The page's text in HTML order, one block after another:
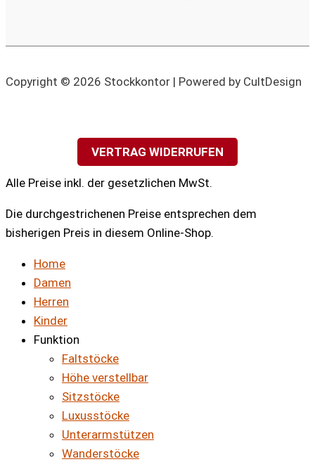
Copyright © 2026 Stockkontor | Powered by CultDesign
VERTRAG WIDERRUFEN
Alle Preise inkl. der gesetzlichen MwSt.
Die durchgestrichenen Preise entsprechen dem
bisherigen Preis in diesem Online-Shop.
Home
Damen
Herren
Kinder
Funktion
Faltstöcke
Höhe verstellbar
Sitzstöcke
Luxusstöcke
Unterarmstützen
Wanderstöcke